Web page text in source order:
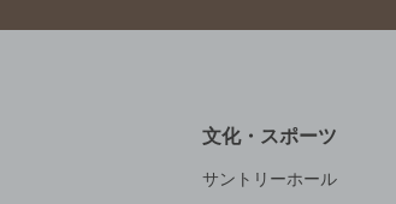
文化・スポーツ
サントリーホール